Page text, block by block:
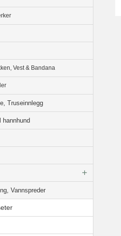
Vest & Bandana
Truseinnlegg
hannhund
Vannspreder